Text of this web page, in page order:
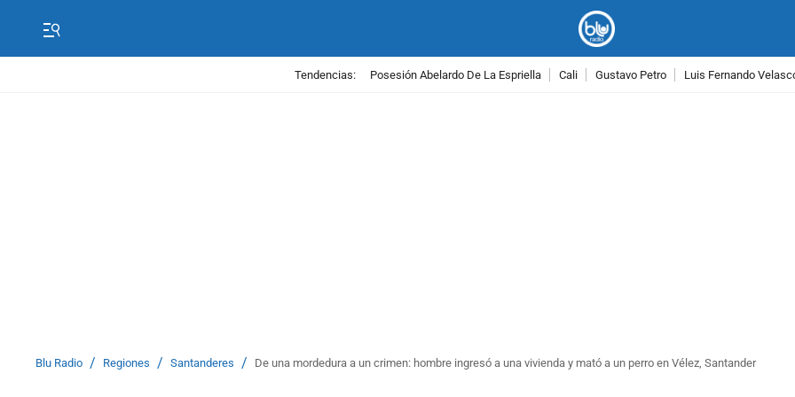
Tendencias: Posesión Abelardo De La Espriella Cali Gustavo Petro Luis Fernando
Blu Radio / Regiones / Santanderes / De una mordedura a un crimen: hombre ingresó a una vivienda y mató a un perro en Vélez, Santander